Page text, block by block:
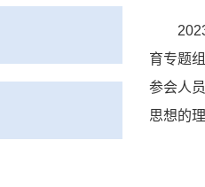
育专题
参会人
思想的